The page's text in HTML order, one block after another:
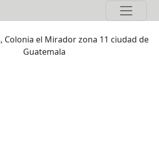
Colonia el Mirador zona 11 ciudad de
Guatemala